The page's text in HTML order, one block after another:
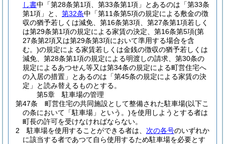
し書中「第28条第1項、第33条第1項」とあるのは「第33条
第1項」と、 第32条中「第11条第5項の規定による敷金の徴
収の猶予若しくは減免、第16条第3項、第27条第1項若しく
は第29条第1項の規定による家賃の決定、第16条第5項(第
27条第2項又は第29条第3項において準用する場合を含
む。)の規定による家賃若しくは金銭の徴収の猶予若しくは
減免、第28条第1項の規定による明渡しの請求、第30条の
規定によるあつせん等又は第34条の規定による町営住宅へ
の入居の措置」とあるのは「第45条の規定による家賃の決
定」と読み替えるものとする。
第5章
駐車場の管理
第47条
町営住宅の共同施設として整備された駐車場(以下こ
の条において「駐車場」という。)を使用しようとする者は
町長の許可を受けなければならない。
2
駐車場を使用することができる者は、 次の各号のいずれか
に該当する者であつて自ら使用するため駐車場を必要とす